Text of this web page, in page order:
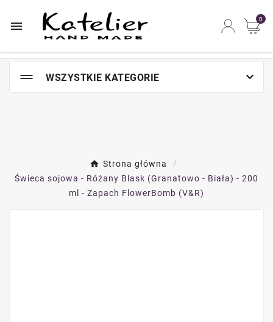
Najszybsze na świecie miejsce zakupów online
 0
WSZYSTKIE KATEGORIE 
Strona główna
Świeca sojowa - Różany Blask (Granatowo - Biała) - 200
ml - Zapach FlowerBomb (V&R)